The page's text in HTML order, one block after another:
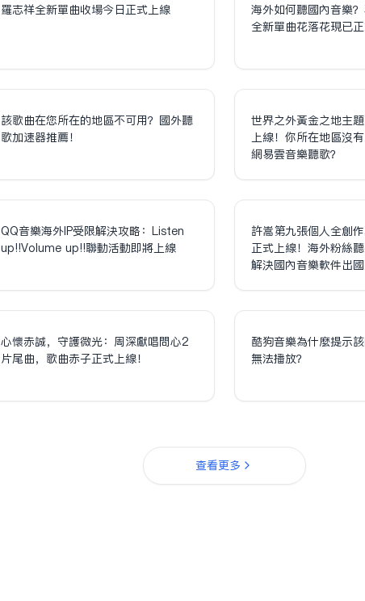
羅志祥全新單曲收場今日正式上線
海外如何聽國內音樂
全新單曲花落花現已正
該歌曲在您所在的地區不可用？國外聽
歌加速器推薦！
世界之外黃金之地主
上線！你所在地區沒
網易雲音樂聽歌？
QQ音樂海外IP受限解決攻略：Listen
up!!Volume up!!聯動活動即將上線
許嵩第九張個人全創
正式上線！海外粉絲
解決國內音樂軟件出國
心懷赤誠，守護微光：周深獻唱問心2
片尾曲，歌曲赤子正式上線！
酷狗音樂為什麼提示
無法播放？
查看更多